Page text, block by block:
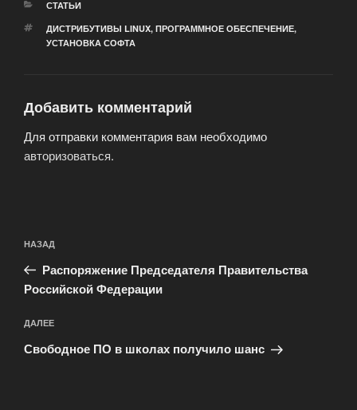
РУБРИКИ
СТАТЬИ
МЕТКИ
ДИСТРИБУТИВЫ LINUX, ПРОГРАММНОЕ ОБЕСПЕЧЕНИЕ,
УСТАНОВКА СОФТА
Добавить комментарий
Для отправки комментария вам необходимо
авторизоваться.
по
записям
Предыдущая
запись:
НАЗАД
Распоряжение Председателя Правительства
Российской Федерации
Следующая
запись
ДАЛЕЕ
Свободное ПО в школах получило шанс